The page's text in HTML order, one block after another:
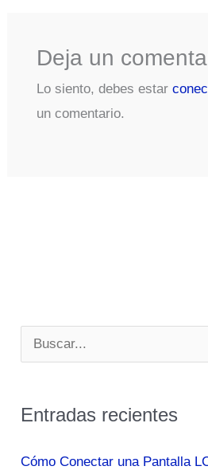
Deja un
Lo siento, debes estar
un comentario.
u
c
Entradas recientes
Cómo Conectar una Pantalla